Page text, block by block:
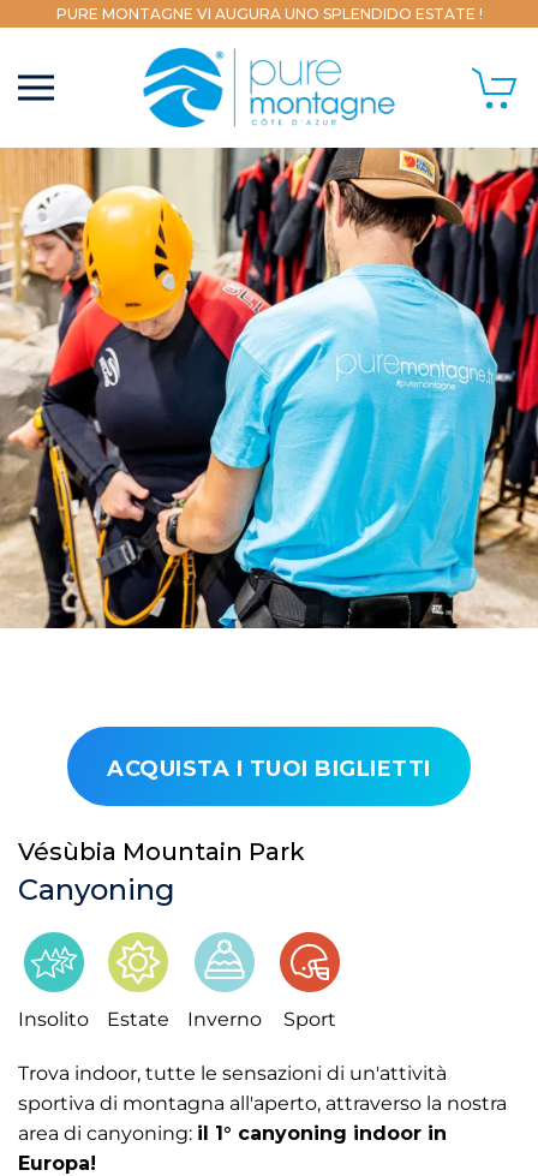
PURE MONTAGNE VI AUGURA UNO SPLENDIDO ESTATE !
ACQUISTA I TUOI BIGLIETTI
Vésùbia Mountain Park
Canyoning
Insolito Estate Inverno Sport
Trova indoor, tutte le sensazioni di un'attività
sportiva di montagna all'aperto, attraverso la nostra
area di canyoning: il 1° canyoning indoor in
Europa!